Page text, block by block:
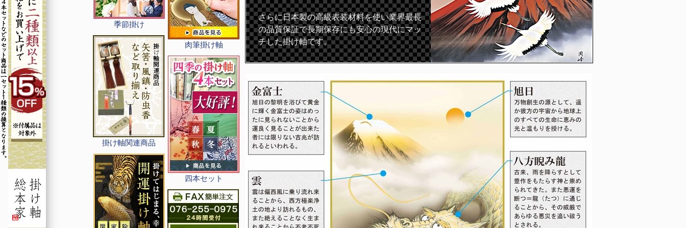
季節掛け
掛け軸関連商品
肉筆掛け軸
四本セット
さらに日本製の高級表装材料を使い業界最長
の品質保証で長期保存にも安心の現代にマッ
チした掛け軸です。